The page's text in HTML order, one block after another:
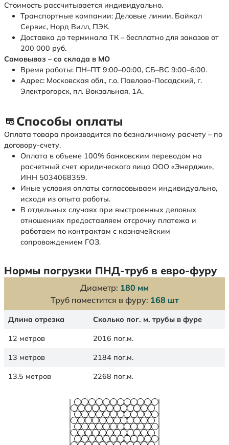
Стоимость рассчитывается индивидуально.
Транспортные компании: Деловые линии, Байкал
Сервис, Норд Вилл, ПЭК.
Доставка до терминала ТК – бесплатно для заказов от
200 000 руб.
Самовывоз – со склада в МО
Время работы: ПН–ПТ 9:00–00:00, СБ–ВС 9:00–6:00.
Адрес: Московская обл., г.о. Павлово-Посадский, г.
Электрогорск, пл. Вокзальная, 1А.
Способы оплаты
Оплата товара производится по безналичному расчету – по
договору-счету.
Оплата в объеме 100% банковским переводом на
расчетный счет юридического лица ООО «Энерджи»,
ИНН 5034068359.
Иные условия оплаты согласовываем индивидуально,
исходя из опыта работы.
В отдельных случаях при выстроенных деловых
отношениях предоставляем отсрочку платежа и
работаем по контрактам с казначейским
сопровождением ГОЗ.
Нормы погрузки ПНД-труб в евро-фуру
Диаметр: 180 мм
Труб поместится в фуру: 168 шт
Длина отрезка Сколько пог. м. трубы в фуре
12 метров 2016 пог.м.
13 метров 2184 пог.м.
13.5 метров 2268 пог.м.